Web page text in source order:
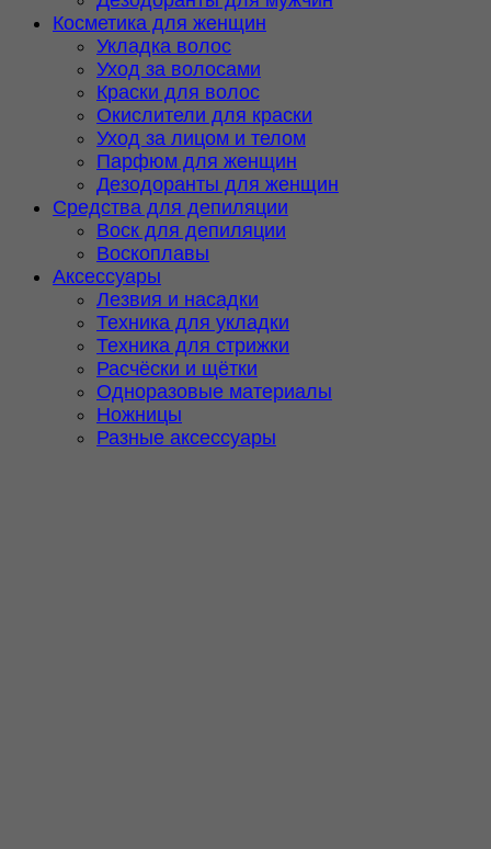
Косметика для женщин
Укладка волос
Уход за волосами
Краски для волос
Окислители для краски
Уход за лицом и телом
Парфюм для женщин
Дезодоранты для женщин
Средства для депиляции
Воск для депиляции
Воскоплавы
Аксессуары
Лезвия и насадки
Техника для укладки
Техника для стрижки
Расчёски и щётки
Одноразовые материалы
Ножницы
Разные аксессуары